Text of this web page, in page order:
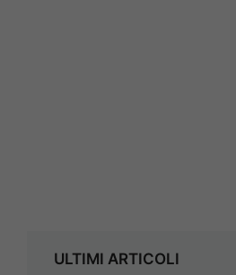
ULTIMI ARTICOLI